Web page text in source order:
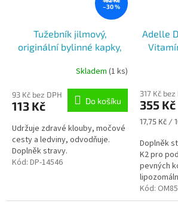
–30 %
Tužebník jilmový,
originální bylinné kapky,
Skladem (1 ks)
93 Kč bez DPH
113 Kč Do košíku
Udržuje zdravé klouby, močové
cesty a ledviny, odvodňuje.
Doplněk stravy.
Kód: DP-14546
Adelle
317 Kč bez
355 Kč
Měrná
17,75 Kč /
Doplněk
K2 pro
pevných
Kód: